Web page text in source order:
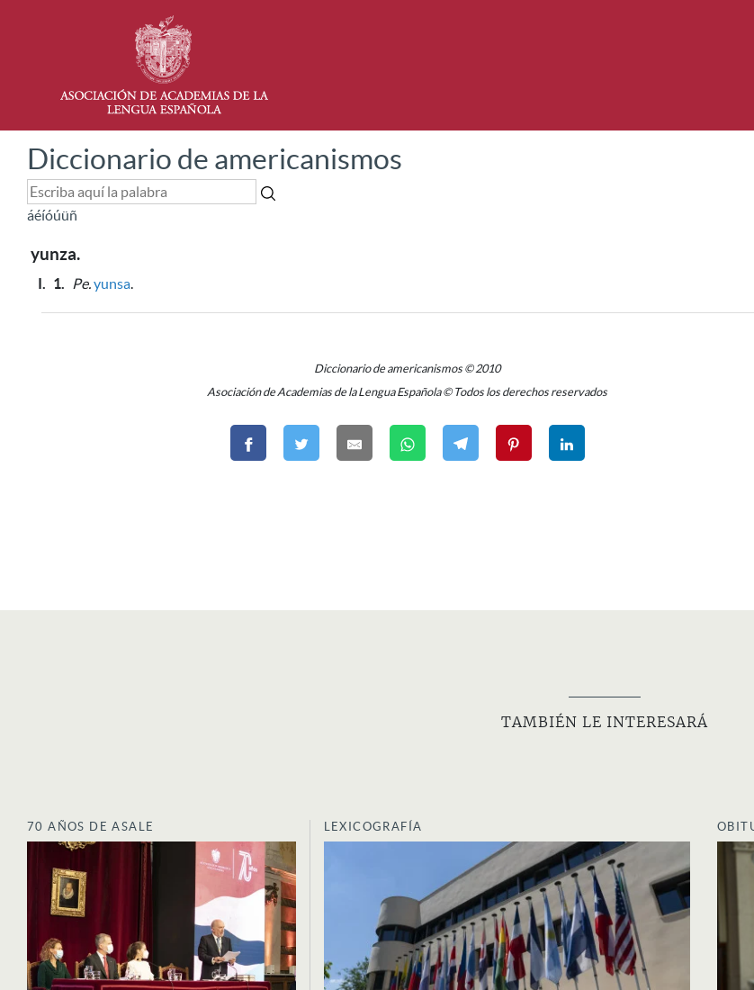
Diccionario de americanismos
áéíóúüñ
yunza.
I. 1. Pe.yunsa.
Diccionario de americanismos © 2010
Asociación de Academias de la Lengua Española © Todos los derechos reservados
TAMBIÉN LE INTERESARÁ
70 AÑOS DE ASALE LEXICOGRAFÍA